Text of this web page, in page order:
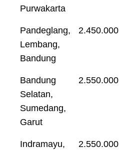
Purwakarta
Pandeglang,
Lembang,
Bandung
2.450.000
Bandung
Selatan,
Sumedang,
Garut
2.550.000
Indramayu,
2.550.000